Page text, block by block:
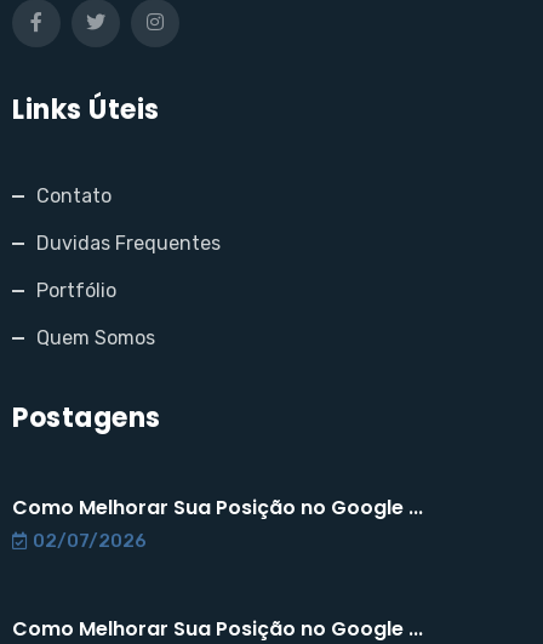
Links Úteis
Contato
Duvidas Frequentes
Portfólio
Quem Somos
Postagens
Como Melhorar Sua Posição no Google ...
02/07/2026
Como Melhorar Sua Posição no Google ...